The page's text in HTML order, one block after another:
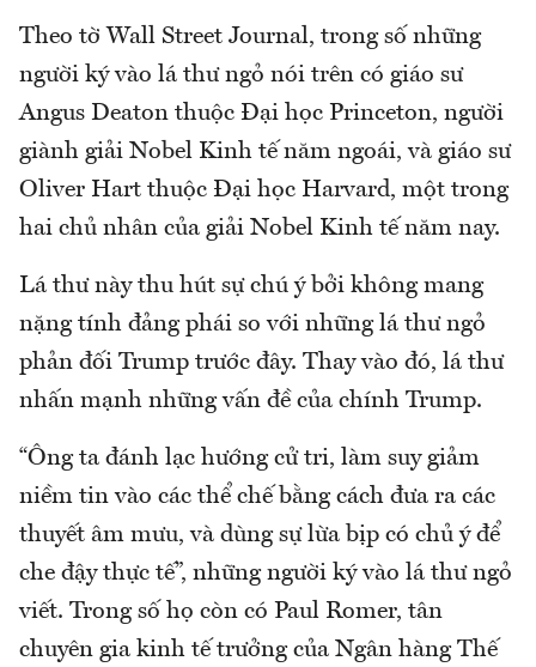
Theo tờ Wall Street Journal, trong số những
người ký vào lá thư ngỏ nói trên có giáo sư
Angus Deaton thuộc Đại học Princeton, người
giành giải Nobel Kinh tế năm ngoái, và giáo sư
Oliver Hart thuộc Đại học Harvard, một trong
hai chủ nhân của giải Nobel Kinh tế năm nay.
Lá thư này thu hút sự chú ý bởi không mang
nặng tính đảng phái so với những lá thư ngỏ
phản đối Trump trước đây. Thay vào đó, lá thư
nhấn mạnh những vấn đề của chính Trump.
“Ông ta đánh lạc hướng cử tri, làm suy giảm
niềm tin vào các thể chế bằng cách đưa ra các
thuyết âm mưu, và dùng sự lừa bịp có chủ ý để
che đậy thực tế”, những người ký vào lá thư ngỏ
viết. Trong số họ còn có Paul Romer, tân
chuyên gia kinh tế trưởng của Ngân hàng Thế